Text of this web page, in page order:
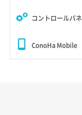
コントロールパ
ConoHa Mobile